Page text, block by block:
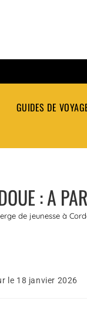
GUIDES DE
: A
de jeunesse à
le 18 janvier 2026